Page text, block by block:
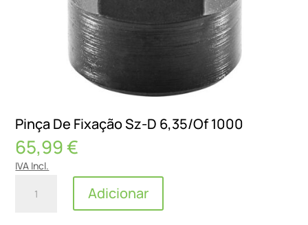
Pinça De Fixação Sz-D 6,35/Of 1000
65,99€
IVA Incl.
Quantidade
Adicionar